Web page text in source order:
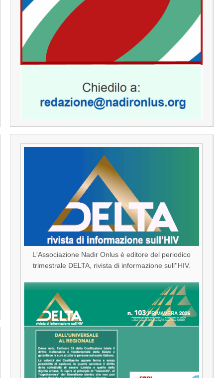
L'Associazione Nadir Onlus è editore del periodico
trimestrale DELTA, rivista di informazione sull''HIV.